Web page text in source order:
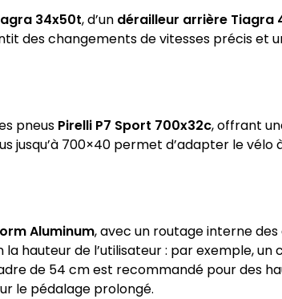
34x50t, d’un dérailleur arrière Tiagra
des changements de vitesses précis et
pneus Pirelli P7 Sport 700x32c, offrant
jusqu’à 700×40 permet d’adapter le vélo
Aluminum, avec un routage interne
hauteur de l’utilisateur : par exemple, un
de 54 cm est recommandé pour des
le pédalage prolongé.